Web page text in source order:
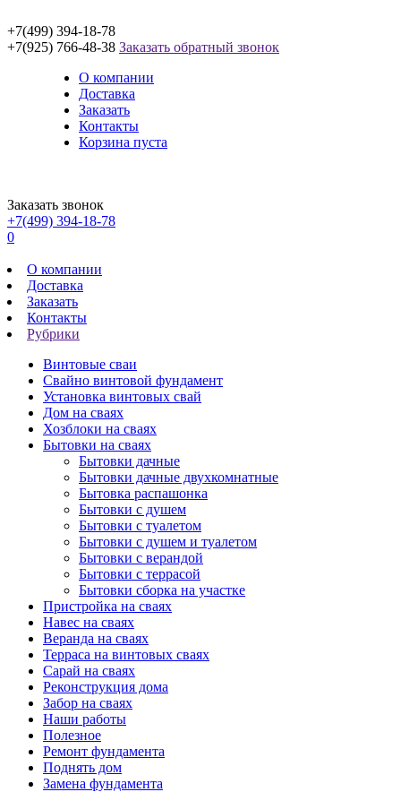
+7(499) 394-18-78
+7(925) 766-48-38 Заказать обратный звонок
О компании
Доставка
Заказать
Контакты
Корзина пуста
Заказать звонок
+7(499) 394-18-78
0
О компании
Доставка
Заказать
Контакты
Рубрики
Винтовые сваи
Свайно винтовой фундамент
Установка винтовых свай
Дом на сваях
Хозблоки на сваях
Бытовки на сваях
Бытовки дачные
Бытовки дачные двухкомнатные
Бытовка распашонка
Бытовки с душем
Бытовки с туалетом
Бытовки с душем и туалетом
Бытовки с верандой
Бытовки с террасой
Бытовки сборка на участке
Пристройка на сваях
Навес на сваях
Веранда на сваях
Терраса на винтовых сваях
Cарай на сваях
Реконструкция дома
Забор на сваях
Наши работы
Полезное
Ремонт фундамента
Поднять дом
Замена фундамента